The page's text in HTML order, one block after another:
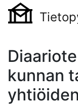
kunnan